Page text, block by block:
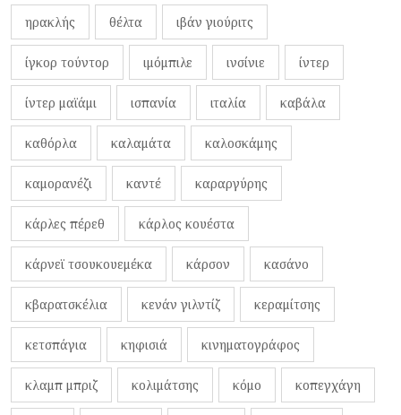
ηρακλής θέλτα ιβάν γιούριτς
ίγκορ τούντορ ιμόμπιλε ινσίνιε ίντερ
ίντερ μαϊάμι ισπανία ιταλία καβάλα
καθόρλα καλαμάτα καλοσκάμης
καμορανέζι καντέ καραργύρης
κάρλες πέρεθ κάρλος κουέστα
κάρνεϊ τσουκουεμέκα κάρσον κασάνο
κβαρατσκέλια κενάν γιλντίζ κεραμίτσης
κετσπάγια κηφισιά κινηματογράφος
κλαμπ μπριζ κολιμάτσης κόμο κοπεγχάγη